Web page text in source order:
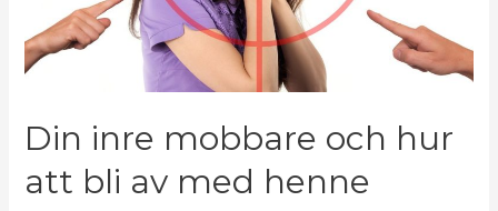
Din inre mobbare och hur
att bli av med henne
henne